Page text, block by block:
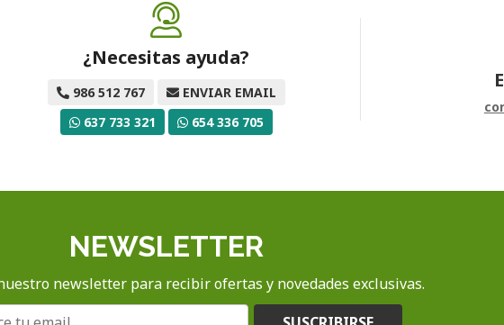
¿Necesitas ayuda?
986 512 767
ENVIAR EMAIL
637 733 321
654 336 705
NEWSLETTER
newsletter para recibir ofertas y novedades exclusivas.